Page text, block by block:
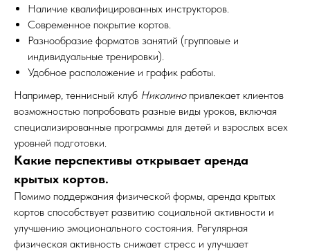
Наличие квалифицированных инструкторов.
Современное покрытие кортов.
Разнообразие форматов занятий (групповые и
индивидуальные тренировки).
Удобное расположение и график работы.
Например, теннисный клуб Николинопривлекает клиентов
возможностью попробовать разные виды уроков, включая
специализированные программы для детей и взрослых всех
уровней подготовки.
Какие перспективы открывает аренда
крытых кортов.
Помимо поддержания физической формы, аренда крытых
кортов способствует развитию социальной активности и
улучшению эмоционального состояния. Регулярная
физическая активность снижает стресс и улучшает